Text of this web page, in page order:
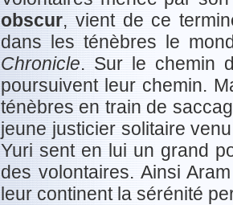
obscur, vient de ce
dans les ténèbres le
Chronicle. Sur le chemin
poursuivent leur chemin.
ténèbres en train de
jeune justicier solitaire
Yuri sent en lui un grand
des volontaires. Ainsi
leur continent la sérénité